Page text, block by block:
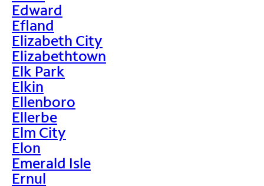
Edward
Efland
Elizabeth City
Elizabethtown
Elk Park
Elkin
Ellenboro
Ellerbe
Elm City
Elon
Emerald Isle
Ernul